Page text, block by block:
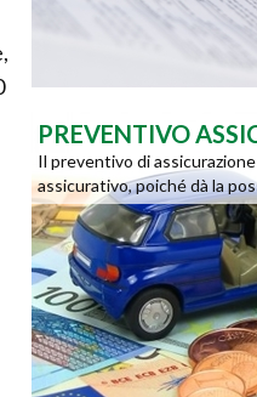
PREVENTIVO
Il preventivo di
assicurativo, poiché dà la